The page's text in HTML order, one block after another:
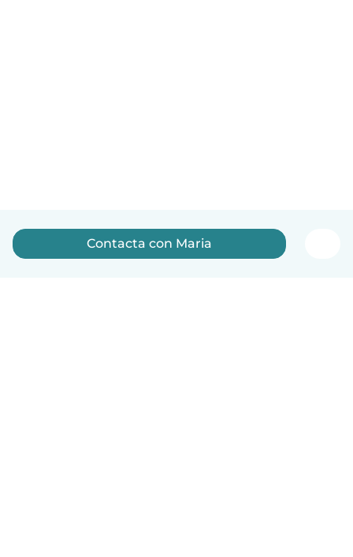
Contacta con Maria